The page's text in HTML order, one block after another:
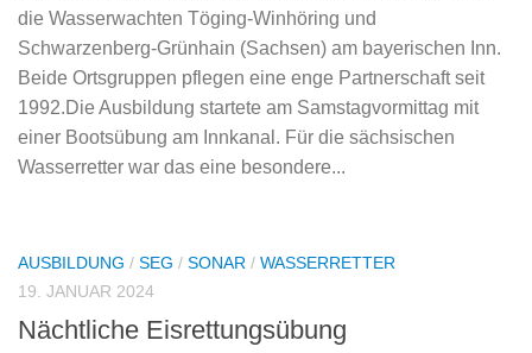
die Wasserwachten Töging-Winhöring und
Schwarzenberg-Grünhain (Sachsen) am bayerischen Inn.
Beide Ortsgruppen pflegen eine enge Partnerschaft seit
1992.Die Ausbildung startete am Samstagvormittag mit
einer Bootsübung am Innkanal. Für die sächsischen
Wasserretter war das eine besondere...
AUSBILDUNG / SEG / SONAR / WASSERRETTER
19. JANUAR 2024
Nächtliche Eisrettungsübung